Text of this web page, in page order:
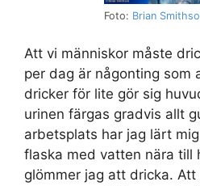
Foto: Brian
Att vi människor måste
per dag är någonting som
dricker för lite gör sig
urinen färgas gradvis allt
arbetsplats har jag lärt
flaska med vatten nära till
glömmer jag att dricka.